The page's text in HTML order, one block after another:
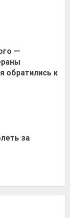
—
обратились к
за